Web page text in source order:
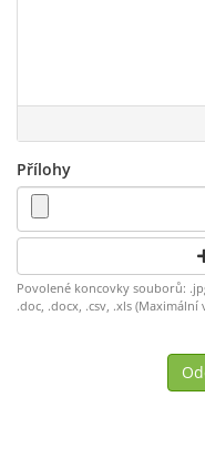
Přílohy
Povolené koncovky souborů:
.doc, .docx, .csv, .xls